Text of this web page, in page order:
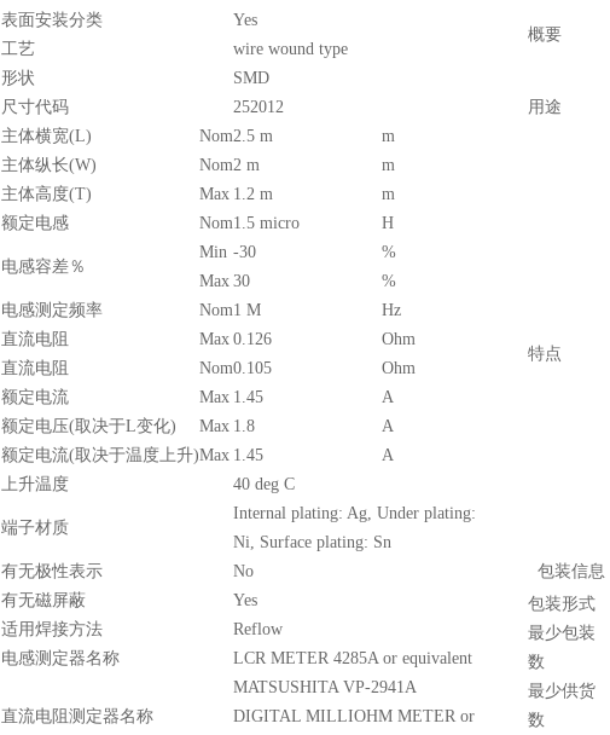
表面安装分类
Yes
工艺
wire wound type
形状
SMD
尺寸代码
252012
主体横宽(L)
Nom2.5 m
m
主体纵长(W)
Nom2 m
m
主体高度(T)
Max 1.2 m
m
额定电感
Nom1.5 micro H
电感容差％
Min -30
%
Max 30
%
电感测定频率
Nom1 M
Hz
直流电阻
Max 0.126
Ohm
直流电阻
Nom0.105
Ohm
额定电流
Max 1.45
A
额定电压(取决于L变化)
Max 1.8
A
额定电流(取决于温度上升)Max 1.45
A
上升温度
40 deg C
端子材质
Internal plating: Ag, Under plating:
Ni, Surface plating: Sn
有无极性表示
No
有无磁屏蔽
Yes
适用焊接方法
Reflow
电感测定器名称
LCR METER 4285A or equivalent
直流电阻测定器名称
MATSUSHITA VP-2941A
DIGITAL MILLIOHM METER or
概要
用途
特点
包装信息
包装形式
最少包装
数
最少供货
数